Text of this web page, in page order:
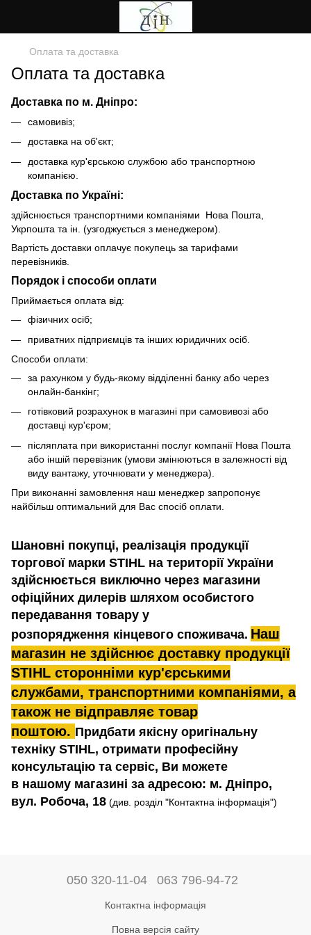
Оплата та доставка
Оплата та доставка
Доставка по м. Дніпро:
самовивіз;
доставка на об'єкт;
доставка кур'єрською службою або транспортною
компанією.
Доставка по Україні:
здійснюється транспортними компаніями Нова Пошта,
Укрпошта та ін. (узгоджується з менеджером).
Вартість доставки оплачує покупець за тарифами
перевізників.
Порядок і способи оплати
Приймається оплата від:
фізичних осіб;
приватних підприємців та інших юридичних осіб.
Способи оплати:
за рахунком у будь-якому відділенні банку або через
онлайн-банкінг;
готівковий розрахунок в магазині при самовивозі або
доставці кур'єром;
післяплата при використанні послуг компанії Нова Пошта
або іншій перевізник (умови змінюються в залежності від
виду вантажу, уточнювати у менеджера).
При виконанні замовлення наш менеджер запропонує
найбільш оптимальний для Вас спосіб оплати.
Шановні покупці, реалізація продукції
торгової марки STIHL на території України
здійснюється виключно через магазини
офіційних дилерів шляхом особистого
передавання товару у
розпорядження кінцевого споживача. Наш
магазин не здійснює доставку продукції
STIHL сторонніми кур'єрськими
службами, транспортними компаніями, а
також не відправляє товар
поштою. Придбати якісну оригінальну
техніку STIHL, отримати професійну
консультацію та сервіс, Ви можете
в нашому магазині за адресою: м. Дніпро,
вул. Робоча, 18 (див. розділ "Контактна інформація")
050 320-11-04 063 796-94-72
Контактна інформація
Повна версія сайту